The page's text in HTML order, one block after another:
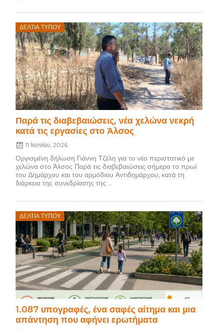
ΔΕΛΤΊΑ ΤΎΠΟΥ
Παρά τις διαβεβαιώσεις, νέα χελώνα νεκρή
κατά τις εργασίες στο Άλσος
Posted
on
11 Ιουνίου, 2026
Οργισμένη δήλωση Γιάννη Τζέλη για το νέο περιστατικό με
χελώνα στο Άλσος Παρά τις διαβεβαιώσεις σήμερα το πρωί
του Δημάρχου και του αρμόδιου Αντιδημάρχου, κατά τη
διάρκεια της συνεδρίασης της ...
ΔΕΛΤΊΑ ΤΎΠΟΥ
1.087 υπογραφές, ένα σαφές αίτημα και μια
απάντηση που αφήνει ερωτήματα
Posted
on